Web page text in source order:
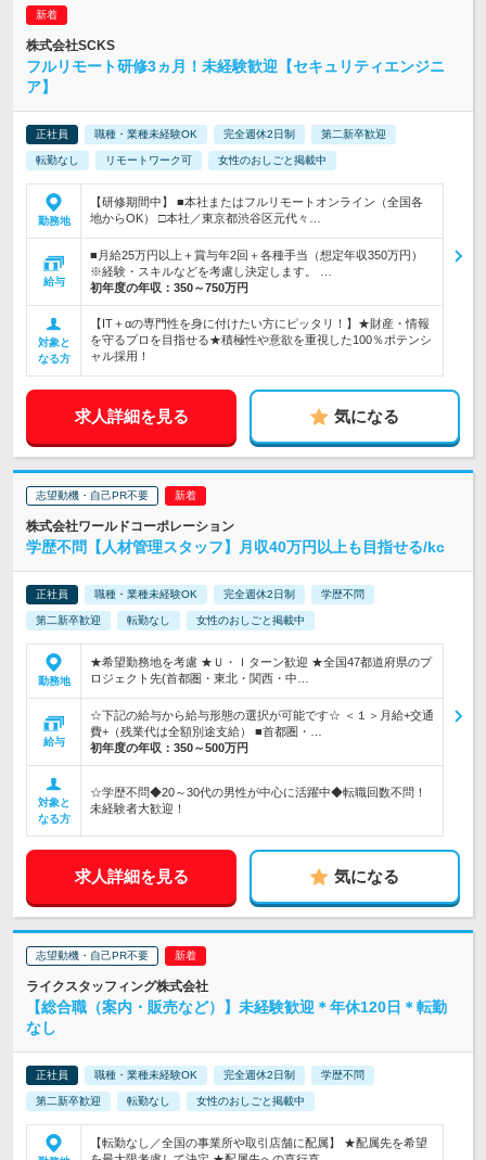
株式会社SCKS
フルリモート研修3ヵ月！未経験歓迎【セキュリティエンジニ
ア】
正社員 職種・業種未経験OK 完全週休2日制 第二新卒歓迎
転勤なし リモートワーク可 女性のおしごと掲載中
勤務地
【研修期間中】 ■本社またはフルリモートオンライン（全国各
地からOK） □本社／東京都渋谷区元代々…
給与
■月給25万円以上＋賞与年2回＋各種手当（想定年収350万円）
※経験・スキルなどを考慮し決定します。 …
初年度の年収： 350～750万円
対象と
なる方
【IT＋αの専門性を身に付けたい方にピッタリ！】★財産・情報
を守るプロを目指せる★積極性や意欲を重視した100％ポテンシ
ャル採用！
求人詳細を見る 気になる
志望動機・自己PR不要
株式会社ワールドコーポレーション
学歴不問【人材管理スタッフ】月収40万円以上も目指せる/kc
正社員 職種・業種未経験OK 完全週休2日制 学歴不問
第二新卒歓迎 転勤なし 女性のおしごと掲載中
勤務地
★希望勤務地を考慮 ★Ｕ・Ｉターン歓迎 ★全国47都道府県のプ
ロジェクト先(首都圏・東北・関西・中…
給与
☆下記の給与から給与形態の選択が可能です☆ ＜１＞月給+交通
費+（残業代は全額別途支給） ■首都圏・…
初年度の年収： 350～500万円
対象と
なる方
☆学歴不問◆20～30代の男性が中心に活躍中◆転職回数不問！
未経験者大歓迎！
求人詳細を見る 気になる
志望動機・自己PR不要
ライクスタッフィング株式会社
【総合職（案内・販売など）】未経験歓迎＊年休120日＊転勤
なし
正社員 職種・業種未経験OK 完全週休2日制 学歴不問
第二新卒歓迎 転勤なし 女性のおしごと掲載中
【転勤なし／全国の事業所や取引店舗に配属】 ★配属先を希望